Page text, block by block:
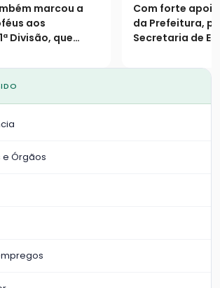
futebolmarcou a
aos
Divisão, que
1ª Divisão
Com forte
da Prefeitura,
Secretaria de
termina com
Órgãos